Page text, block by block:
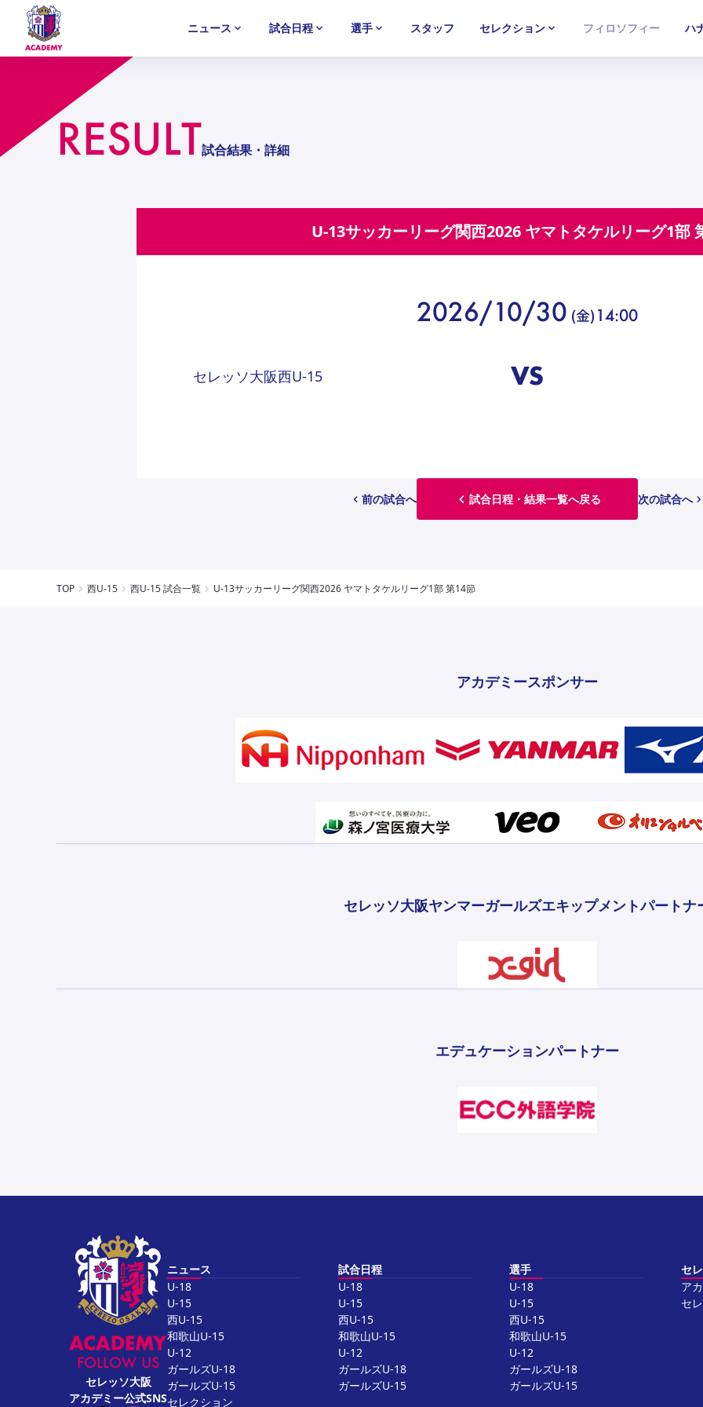
ニュース
ニュース
U-12
試合日程
試合日程
U-12
選手
選手
U-12
スタッフ セレクション
セレクション
フィロソフィー ハ
RESULT試合結果・詳細
U-13サッカーリーグ関⻄2026 ヤマトタケルリーグ1部
2026/10/30 (金)14:00
セレッソ大阪西U-15 VS
前の試合へ 試合日程・結果一覧へ戻る 次の試合へ
TOP 西U-15 西U-15 試合一覧 U-13サッカーリーグ関⻄2026 ヤマトタケルリーグ1部 第14節
アカデミースポンサー
セレッソ大阪ヤンマーガールズエキップメントパートナ
エデュケーションパートナー
FOLLOW US
セレッソ大阪
アカデミー公式SNS
ニュース
U-18
U-15
西U-15
和歌山U-15
U-12
ガールズU-18
ガールズU-15
セレクション
試合日程
U-18
U-15
西U-15
和歌山U-15
U-12
ガールズU-18
ガールズU-15
選手
U-18
U-15
西U-15
和歌山U-15
U-12
ガールズU-18
ガールズU-15
セ
ア
セ